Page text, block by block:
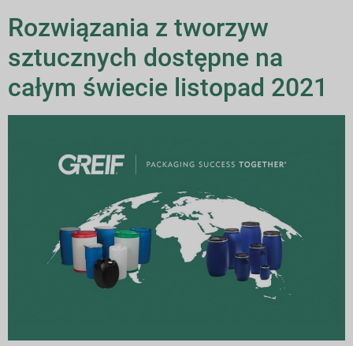
Rozwiązania z tworzyw
sztucznych dostępne na
całym świecie listopad 2021